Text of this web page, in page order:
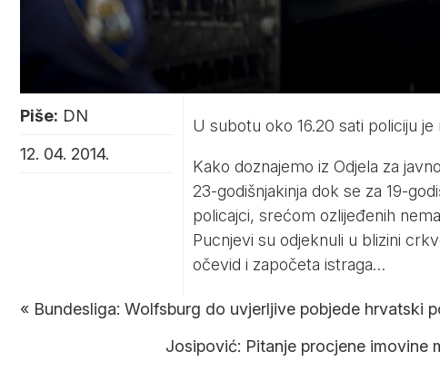
Piše: DN
12. 04. 2014.
U subotu oko 16.20 sati policiju
Kako doznajemo iz Odjela za
23-godišnjakinja dok se za 19-
policajci, srećom ozlijeđenih
Pucnjevi su odjeknuli u blizini
očevid i započeta istraga…
« Bundesliga: Wolfsburg do uvjerljive pobjede hrvatski
Josipović: Pitanje procjene imovine